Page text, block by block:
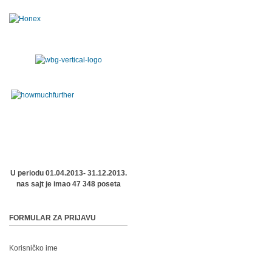
U periodu 01.04.2013- 31.12.2013.
nas sajt je imao 47 348 poseta
FORMULAR ZA PRIJAVU
Korisničko ime